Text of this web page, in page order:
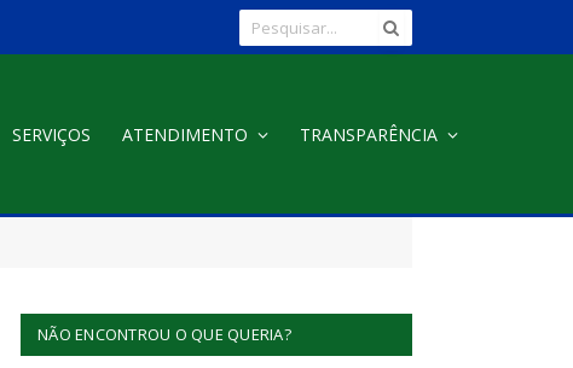
SERVIÇOS ATENDIMENTO TRANSPARÊNCIA
NÃO ENCONTROU O QUE QUERIA?